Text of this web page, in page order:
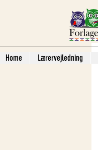
Home Lærervejledning